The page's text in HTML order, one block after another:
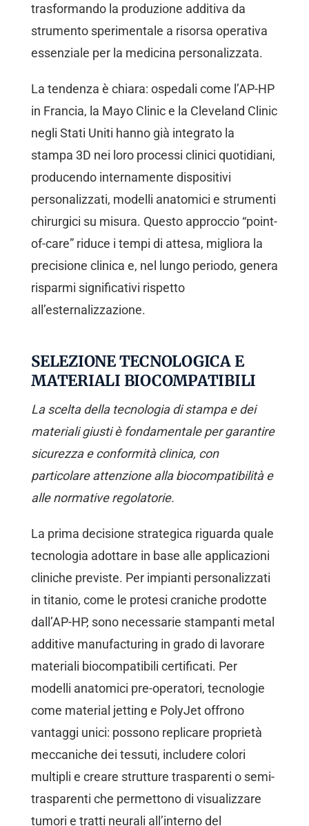
trasformando la produzione additiva da
strumento sperimentale a risorsa operativa
essenziale per la medicina personalizzata.
La tendenza è chiara: ospedali come l’AP-HP
in Francia, la Mayo Clinic e la Cleveland Clinic
negli Stati Uniti hanno già integrato la
stampa 3D nei loro processi clinici quotidiani,
producendo internamente dispositivi
personalizzati, modelli anatomici e strumenti
chirurgici su misura. Questo approccio “point-
of-care” riduce i tempi di attesa, migliora la
precisione clinica e, nel lungo periodo, genera
risparmi significativi rispetto
all’esternalizzazione.
SELEZIONE TECNOLOGICA E
MATERIALI BIOCOMPATIBILI
La scelta della tecnologia di stampa e dei
materiali giusti è fondamentale per garantire
sicurezza e conformità clinica, con
particolare attenzione alla biocompatibilità e
alle normative regolatorie.
La prima decisione strategica riguarda quale
tecnologia adottare in base alle applicazioni
cliniche previste. Per impianti personalizzati
in titanio, come le protesi craniche prodotte
dall’AP-HP, sono necessarie stampanti metal
additive manufacturing in grado di lavorare
materiali biocompatibili certificati. Per
modelli anatomici pre-operatori, tecnologie
come material jetting e PolyJet offrono
vantaggi unici: possono replicare proprietà
meccaniche dei tessuti, includere colori
multipli e creare strutture trasparenti o semi-
trasparenti che permettono di visualizzare
tumori e tratti neurali all’interno del